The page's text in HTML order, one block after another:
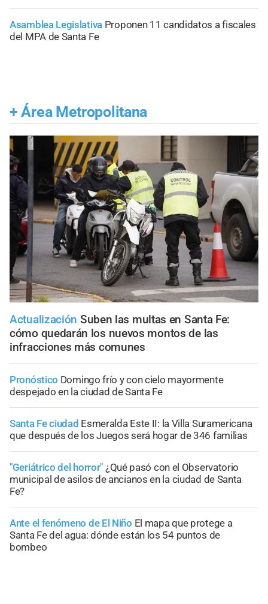
Asamblea Legislativa Proponen 11 candidatos a fiscales
del MPA de Santa Fe
+ Área Metropolitana
Actualización Suben las multas en Santa Fe:
cómo quedarán los nuevos montos de las
infracciones más comunes
Pronóstico Domingo frío y con cielo mayormente
despejado en la ciudad de Santa Fe
Santa Fe ciudad Esmeralda Este II: la Villa Suramericana
que después de los Juegos será hogar de 346 familias
"Geriátrico del horror" ¿Qué pasó con el Observatorio
municipal de asilos de ancianos en la ciudad de Santa
Fe?
Ante el fenómeno de El Niño El mapa que protege a
Santa Fe del agua: dónde están los 54 puntos de
bombeo